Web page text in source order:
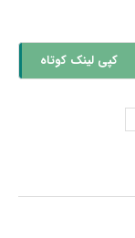
کپی لینک کوتاه